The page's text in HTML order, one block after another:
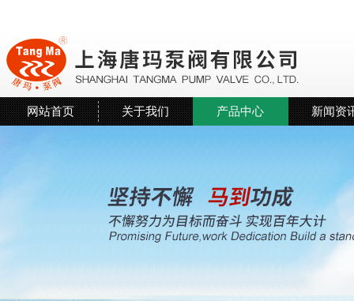
网站首页 关于我们 产品中心 新闻资